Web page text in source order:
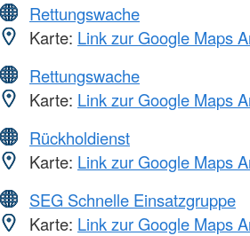
Rettungswache
Karte: Link zur Google Maps
Rettungswache
Karte: Link zur Google Maps
Rückholdienst
Karte: Link zur Google Maps
SEG Schnelle Einsatzgruppe
Karte: Link zur Google Maps